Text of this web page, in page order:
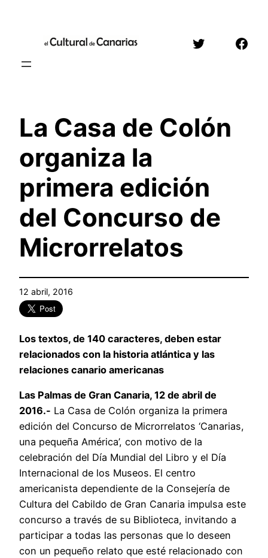
contenido
Twitter
La Casa de Colón
organiza la
primera edición
del Concurso de
Microrrelatos
12 abril, 2016
Los textos, de 140 caracteres, deben estar
relacionados con la historia atlántica y las
relaciones canario americanas
Las Palmas de Gran Canaria, 12 de abril de
2016.- La Casa de Colón organiza la primera
edición del Concurso de Microrrelatos ‘Canarias,
una pequeña América’, con motivo de la
celebración del Día Mundial del Libro y el Día
Internacional de los Museos. El centro
americanista dependiente de la Consejería de
Cultura del Cabildo de Gran Canaria impulsa este
concurso a través de su Biblioteca, invitando a
participar a todas las personas que lo deseen
con un pequeño relato que esté relacionado con